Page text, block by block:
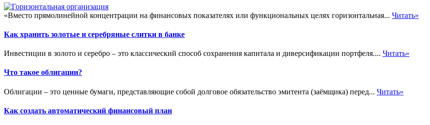
«Вместо прямолинейной концентрации на финансовых показателях или функциональных целях горизонтальная... Читать»
Как хранить золотые и серебряные слитки в банке
Инвестиции в золото и серебро – это классический способ сохранения капитала и диверсификации портфеля.... Читать»
Что такое облигации?
Облигации – это ценные бумаги, представляющие собой долговое обязательство эмитента (заёмщика) перед... Читать»
Как создать автоматический финансовый план